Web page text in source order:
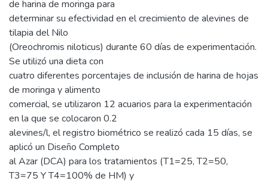
de harina de moringa para
determinar su efectividad en el crecimiento de alevines de
tilapia del Nilo
(Oreochromis niloticus) durante 60 días de experimentación.
Se utilizó una dieta con
cuatro diferentes porcentajes de inclusión de harina de hojas
de moringa y alimento
comercial, se utilizaron 12 acuarios para la experimentación
en la que se colocaron 0.2
alevines/l, el registro biométrico se realizó cada 15 días, se
aplicó un Diseño Completo
al Azar (DCA) para los tratamientos (T1=25, T2=50,
T3=75 Y T4=100% de HM) y